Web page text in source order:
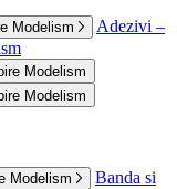
Modelism
Adezivi –
Modelism
Modelism
Modelism
Banda si